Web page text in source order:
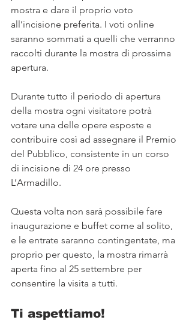
mostra e dare il proprio voto
all’incisione preferita. I voti online
saranno sommati a quelli che verranno
raccolti durante la mostra di prossima
apertura.
Durante tutto il periodo di apertura
della mostra ogni visitatore potrà
votare una delle opere esposte e
contribuire così ad assegnare il Premio
del Pubblico, consistente in un corso
di incisione di 24 ore presso
L’Armadillo.
Questa volta non sarà possibile fare
inaugurazione e buffet come al solito,
e le entrate saranno contingentate, ma
proprio per questo, la mostra rimarrà
aperta fino al 25 settembre per
consentire la visita a tutti.
Ti aspettiamo!